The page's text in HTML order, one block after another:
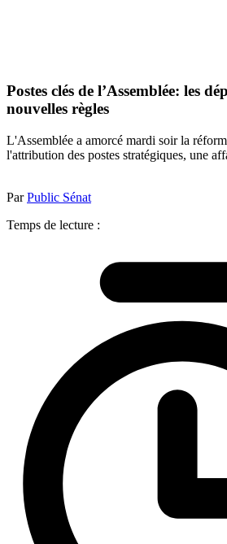
Postes clés de l’Assemblée: les
nouvelles règles
L'Assemblée a amorcé mardi soir la
l'attribution des postes stratégiques, une
ParPublic Sénat
Temps de lecture :